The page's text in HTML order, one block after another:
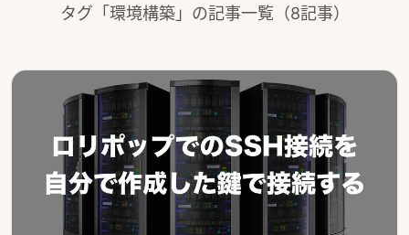
タグ「環境構築」の記事一覧（8記事）